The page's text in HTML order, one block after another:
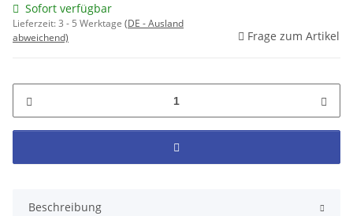
Sofort verfügbar
Lieferzeit:3 - 5 Werktage (DE - Ausland
abweichend)
Frage zum Artikel
Beschreibung